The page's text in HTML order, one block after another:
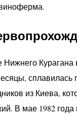
Курагана
сплавилась
из Киева,
В мае 1982 года